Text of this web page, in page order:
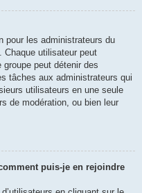
pour les administrateurs du
Chaque utilisateur peut
peut détenir des
tâches aux administrateurs qui
utilisateurs en une seule
de modération, ou bien leur
puis-je en rejoindre